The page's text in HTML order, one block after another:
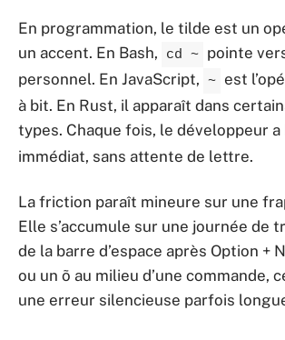
En programmation, le tilde est un
un accent. En Bash,
cd ~ pointe
personnel. En JavaScript, ~ est
à bit. En Rust, il apparaît dans
types. Chaque fois, le développeur a
immédiat, sans attente de lettre.
La friction paraît mineure sur une
Elle s’accumule sur une journée de
de la barre d’espace après Option +
ou un õ au milieu d’une commande,
une erreur silencieuse parfois